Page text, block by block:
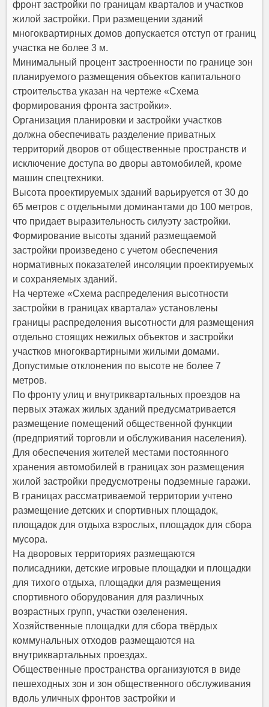
фронт застройки по границам кварталов и участков
жилой застройки. При размещении зданий
многоквартирных домов допускается отступ от границ
участка не более 3 м.
Минимальный процент застроенности по границе зон
планируемого размещения объектов капитального
строительства указан на чертеже «Схема
формирования фронта застройки».
Организация планировки и застройки участков
должна обеспечивать разделение приватных
территорий дворов от общественные пространств и
исключение доступа во дворы автомобилей, кроме
машин спецтехники.
Высота проектируемых зданий варьируется от 30 до
65 метров с отдельными доминантами до 100 метров,
что придает выразительность силуэту застройки.
Формирование высоты зданий размещаемой
застройки произведено с учетом обеспечения
нормативных показателей инсоляции проектируемых
и сохраняемых зданий.
На чертеже «Схема распределения высотности
застройки в границах квартала» установлены
границы распределения высотности для размещения
отдельно стоящих нежилых объектов и застройки
участков многоквартирными жилыми домами.
Допустимые отклонения по высоте не более 7
метров.
По фронту улиц и внутриквартальных проездов на
первых этажах жилых зданий предусматривается
размещение помещений общественной функции
(предприятий торговли и обслуживания населения).
Для обеспечения жителей местами постоянного
хранения автомобилей в границах зон размещения
жилой застройки предусмотрены подземные гаражи.
В границах рассматриваемой территории учтено
размещение детских и спортивных площадок,
площадок для отдыха взрослых, площадок для сбора
мусора.
На дворовых территориях размещаются
полисадники, детские игровые площадки и площадки
для тихого отдыха, площадки для размещения
спортивного оборудования для различных
возрастных групп, участки озеленения.
Хозяйственные площадки для сбора твёрдых
коммунальных отходов размещаются на
внутриквартальных проездах.
Общественные пространства организуются в виде
пешеходных зон и зон общественного обслуживания
вдоль уличных фронтов застройки и